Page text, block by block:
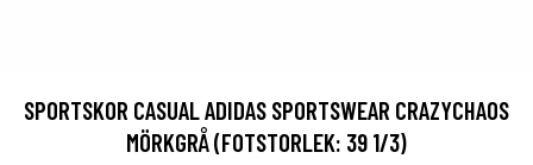
SPORTSKOR CASUAL ADIDAS SPORTSWEAR CRAZYCHAOS
MÖRKGRÅ (FOTSTORLEK: 39 1/3)